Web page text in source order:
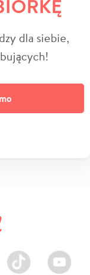
dla siebie,
TikTok Youtube